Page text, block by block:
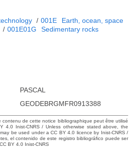
/ 001E
Earth, ocean, space
/ 001E01G Sedimentary rocks
PASCAL
GEODEBRGMFR0913388
contenu de cette notice bibliographique peut être utilisé
4.0 Inist-CNRS / Unless otherwise stated above, the
be used under a CC BY 4.0 licence by Inist-CNRS /
el contenido de este registro bibliográfico puede ser
BY 4.0 Inist-CNRS